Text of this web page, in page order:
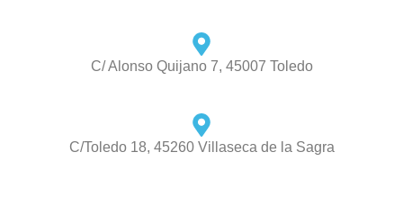
C/ Alonso Quijano 7, 45007 Toledo
C/Toledo 18, 45260 Villaseca de la Sagra